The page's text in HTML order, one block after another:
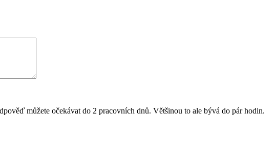
můžete očekávat do 2 pracovních dnů. Většinou to ale bývá do pár hodin.